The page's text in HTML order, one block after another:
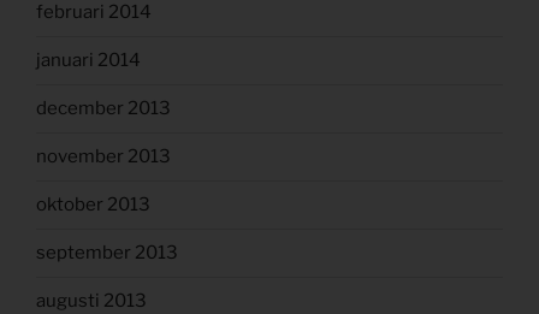
februari 2014
januari 2014
december 2013
november 2013
oktober 2013
september 2013
augusti 2013